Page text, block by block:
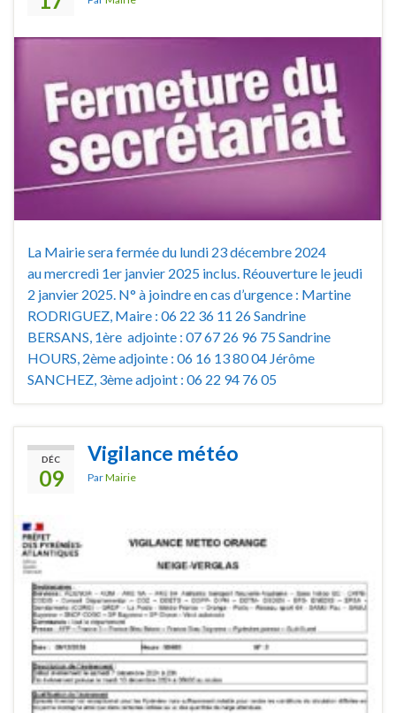
La Mairie sera fermée du lundi 23 décembre 2024
au mercredi 1er janvier 2025 inclus. Réouverture le jeudi
2 janvier 2025. N° à joindre en cas d’urgence : Martine
RODRIGUEZ, Maire : 06 22 36 11 26 Sandrine
BERSANS, 1ère adjointe : 07 67 26 96 75 Sandrine
HOURS, 2ème adjointe : 06 16 13 80 04 Jérôme
SANCHEZ, 3ème adjoint : 06 22 94 76 05
DÉC
09
Vigilance météo
ParMairie